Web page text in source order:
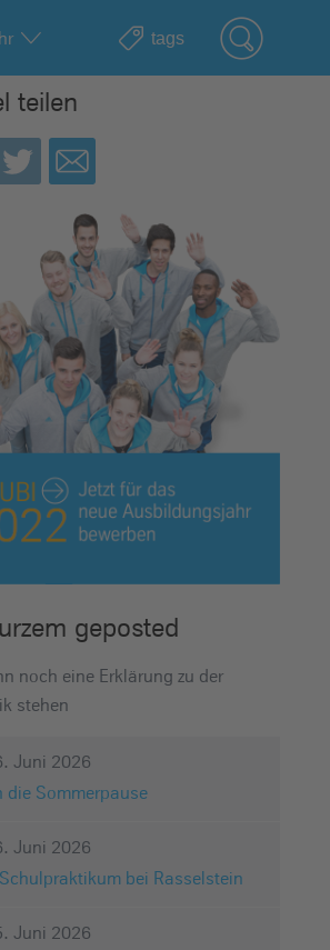
teilen
geposted
noch eine Erklärung zu der
stehen
Juni 2026
die Sommerpause
Juni 2026
bei Rasselstein
Juni 2026